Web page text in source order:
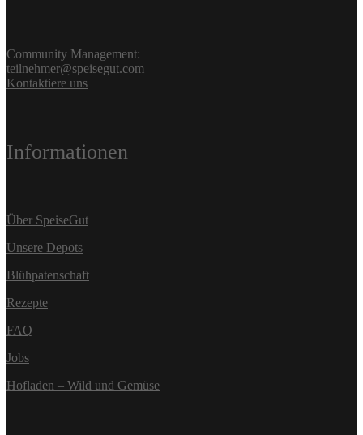
Community Management:
teilnehmer@speisegut.com
Kontaktiere uns
Informationen
Über SpeiseGut
Unsere Depots
Blühpatenschaft
Rezepte
FAQ
Jobs
Hofladen – Wild und Gemüse